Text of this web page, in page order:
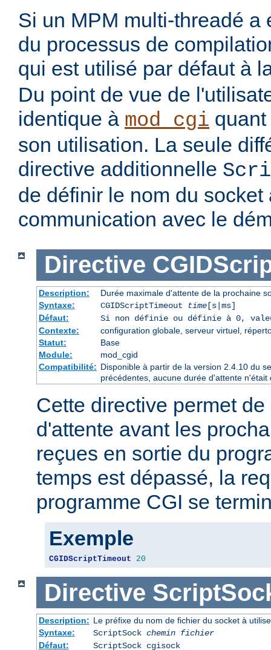
Si un MPM multi-threadé a
du processus de
qui est utilisé par défaut à
Du point de vue de
identique à mod_cgi
son utilisation. La seule
directive additionnelle
de définir le nom du
communication avec le
Directive
Description:
Durée maximale d'attente de la prochaine
Syntaxe:
CGIDScriptTimeout time[s|ms]
Défaut:
Si non définie ou définie à 0,
Contexte:
configuration globale, serveur virtuel,
Statut:
Base
Module:
mod_cgid
Compatibilité: Disponible à partir de la version 2.4.10 du
précédentes, aucune durée d'attente n'était
Cette directive permet
d'attente avant les
reçues en sortie du
temps est dépassé, la
programme CGI se
Exemple
CGIDScriptTimeout 20
Directive
Description: Le préfixe du nom de fichier du socket à
Syntaxe:
ScriptSock chemin fichier
Défaut:
ScriptSock cgisock